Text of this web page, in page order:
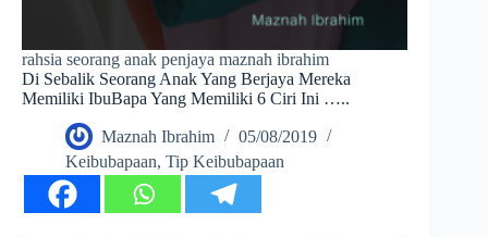
rahsia seorang anak penjaya maznah ibrahim
Di Sebalik Seorang Anak Yang Berjaya Mereka
Memiliki IbuBapa Yang Memiliki 6 Ciri Ini …..
Maznah Ibrahim
05/08/2019
Keibubapaan, Tip Keibubapaan